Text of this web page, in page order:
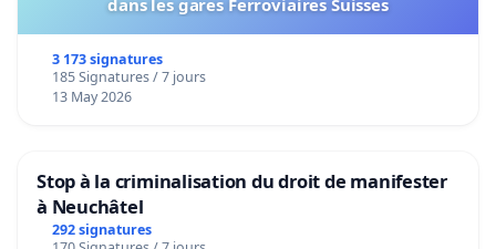
3 173 signatures
185 Signatures / 7 jours
13 May 2026
Stop à la criminalisation du droit de manifester
à Neuchâtel
292 signatures